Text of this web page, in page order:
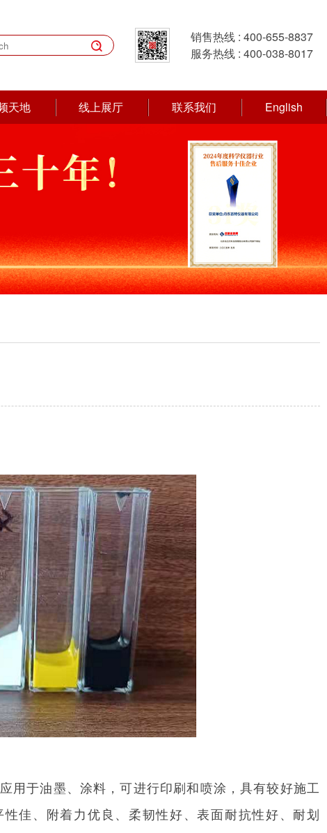

销售热线 : 400-655-8837
服务热线 : 400-038-8017
天地 线上展厅 联系我们 English
于油墨、涂料，可进行印刷和喷涂，具有较好施工
佳、附着力优良、柔韧性好、表面耐抗性好、耐划